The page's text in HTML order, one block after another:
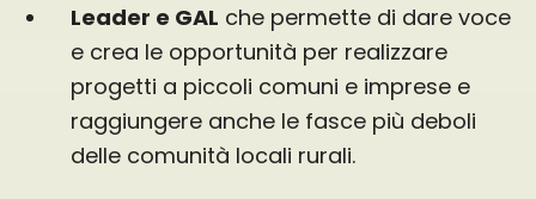
Leader e GAL che permette di dare voce
e crea le opportunità per realizzare
progetti a piccoli comuni e imprese e
raggiungere anche le fasce più deboli
delle comunità locali rurali.